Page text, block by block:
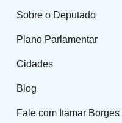
Sobre o Deputado
Plano Parlamentar
Cidades
Blog
Fale com Itamar Borges